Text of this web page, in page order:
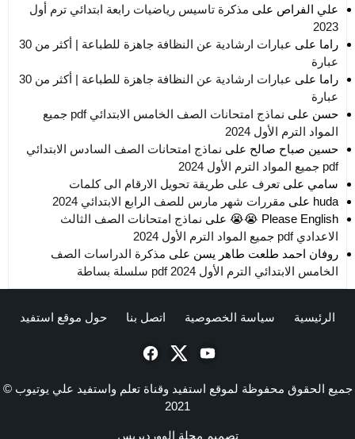
علي الفراص على مذكرة تاسيس رياضيات رابعة ابتدائي ترم أول
2023
راما على
عبارات ارشادية عن النظافة جاهزة للطباعة | أكثر من 30
عبارة
راما على
عبارات ارشادية عن النظافة جاهزة للطباعة | أكثر من 30
عبارة
حسن على
نماذج امتحانات الصف الخامس الابتدائي pdf جميع
المواد الترم الأول 2024
حسين صباح صالح على نماذج امتحانات الصف السادس الابتدائي
pdf جميع المواد الترم الأول 2024
سامي على تعرف على طريقة تحويل الارقام الى كلمات
huda على مقررات شهر مارس للصف الرابع الابتدائي 2024
Please English 😭😭
على نماذج امتحانات الصف الثالث
الاعدادي pdf جميع المواد الترم الأول 2024
روفان احمد طلعت طاهر يسن على مذكرة الدراسات الصف
الخامس الابتدائي الترم الأول 2024 pdf سلسلة بساطة
الرئيسية سياسة الخصوصية اتصل بنا حول موقع استفيد
جميع الحقوق محفوظة لموقع استفيد وقناة تعلم واستفيد علي يوتيوب ©
2021
تصميم مجلة الووردبريس